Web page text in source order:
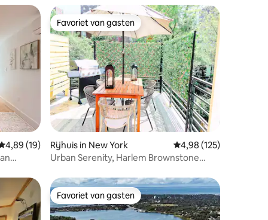
beoordeling van 4,89 op 5, 19 recensies
4,89 (19)
Favoriet van gasten
Favoriet van gasten
Rijhuis in New York Gemiddelde
4,98 (125)
Urban Serenity, Harlem Brownstone
Favoriet van gasten
Favoriet van gasten